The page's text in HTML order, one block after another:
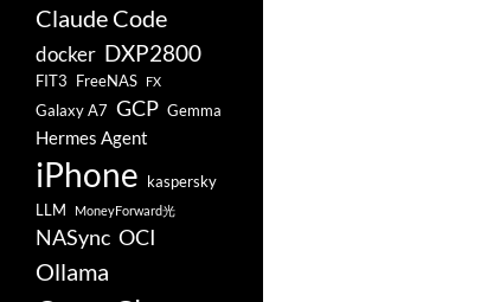
Claude Code
docker DXP2800
FIT3 FreeNAS FX
Galaxy A7 GCP Gemma
Hermes Agent
iPhone kaspersky
LLM
MoneyForward光
NASync OCI
Ollama